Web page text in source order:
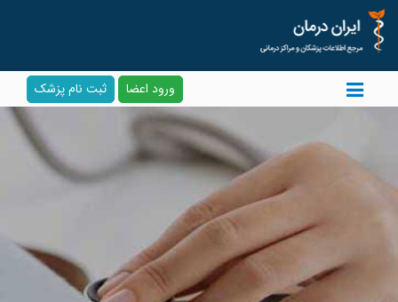
ورود اعضا ثبت نام پزشک